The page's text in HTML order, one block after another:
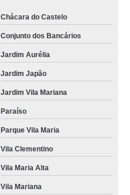
Chácara do Castelo
Conjunto dos Bancários
Jardim Aurélia
Jardim Japão
Jardim Vila Mariana
Paraíso
Parque Vila Maria
Vila Clementino
Vila Maria Alta
Vila Mariana